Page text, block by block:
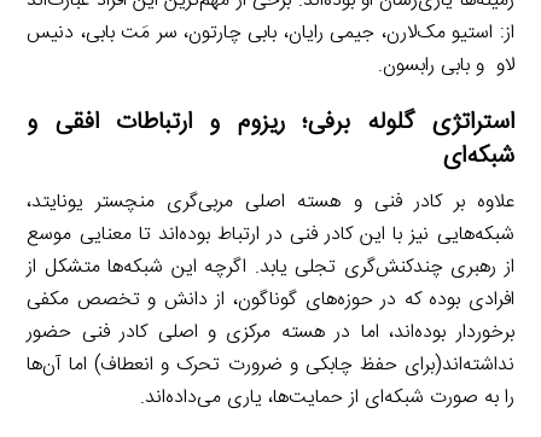
از: استیو مک‌لارن، جیمی رایان، بابی چارتون، سر مَت بابی، دنیس
لاو و بابی رابسون.
استراتژی گلوله برفی؛ ریزوم و ارتباطات افقی و
شبکه‌ای
علاوه بر کادر فنی و هسته اصلی مربی‌گری منچستر یونایتد،
شبکه‌هایی نیز با این کادر فنی در ارتباط بوده‌اند تا معنایی موسع
از رهبری چندکنش‌گری تجلی یابد. اگرچه این شبکه‌ها متشکل از
افرادی بوده که در حوزه‌های گوناگون، از دانش و تخصص مکفی
برخوردار بوده‌اند، اما در هسته مرکزی و اصلی کادر فنی حضور
نداشته‌اند(برای حفظ چابکی و ضرورت تحرک و انعطاف) اما آن‌ها
را به صورت شبکه‌ای از حمایت‌ها، یاری می‌داده‌اند.